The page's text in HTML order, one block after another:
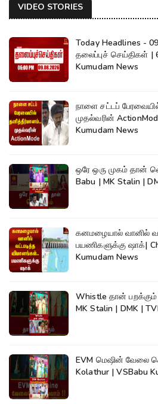
VIDEO STORIES
Today Headlines -
தலைப்புச் செய்திகள் |
Kumudam News
நாளை சட்டப்
முதல்வரின்
Kumudam News
ஒரே ஒரு முகம் தான் வெற்றி முகம்
Babu | MK Stalin |
கனமழையால் வானில்
பயணிகளுக்கு ஷாக்|
Kumudam News
Whistle தான் பறக்கும் !! | CM Vijay | VS
MK Stalin | DMK |
EVM மெஷின் வேலை
Kolathur | VSBabu